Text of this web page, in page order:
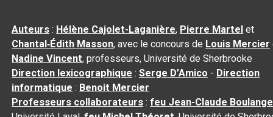
Auteurs : Hélène Cajolet-Laganière, Pierre Martel et
Chantal‑Édith Masson, avec le concours de Louis Mercier
Nadine Vincent, professeurs, Université de Sherbrooke
Direction lexicographique :Serge D’Amico - Direction
informatique : Benoit Mercier
Professeurs collaborateurs :feu Jean-Claude